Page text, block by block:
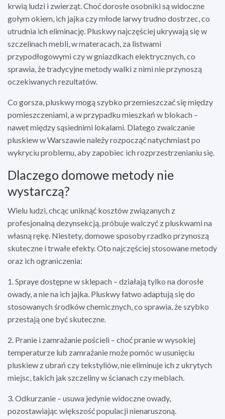
krwią ludzi i zwierząt. Choć dorosłe osobniki są widoczne
gołym okiem, ich jajka czy młode larwy trudno dostrzec, co
utrudnia ich eliminację. Pluskwy najczęściej ukrywają się w
szczelinach mebli, w materacach, za listwami
przypodłogowymi czy w gniazdkach elektrycznych, co
sprawia, że tradycyjne metody walki z nimi nie przynoszą
oczekiwanych rezultatów.
Co gorsza, pluskwy mogą szybko przemieszczać się między
pomieszczeniami, a w przypadku mieszkań w blokach –
nawet między sąsiednimi lokalami. Dlatego zwalczanie
pluskiew w Warszawie należy rozpocząć natychmiast po
wykryciu problemu, aby zapobiec ich rozprzestrzenianiu się.
Dlaczego domowe metody nie
wystarczą?
Wielu ludzi, chcąc uniknąć kosztów związanych z
profesjonalną dezynsekcją, próbuje walczyć z pluskwami na
własną rękę. Niestety, domowe sposoby rzadko przynoszą
skuteczne i trwałe efekty. Oto najczęściej stosowane metody
oraz ich ograniczenia:
1. Spraye dostępne w sklepach – działają tylko na dorosłe
owady, a nie na ich jajka. Pluskwy łatwo adaptują się do
stosowanych środków chemicznych, co sprawia, że szybko
przestają one być skuteczne.
2. Pranie i zamrażanie pościeli – choć pranie w wysokiej
temperaturze lub zamrażanie może pomóc w usunięciu
pluskiew z ubrań czy tekstyliów, nie eliminuje ich z ukrytych
miejsc, takich jak szczeliny w ścianach czy meblach.
3. Odkurzanie – usuwa jedynie widoczne owady,
pozostawiając większość populacji nienaruszoną.